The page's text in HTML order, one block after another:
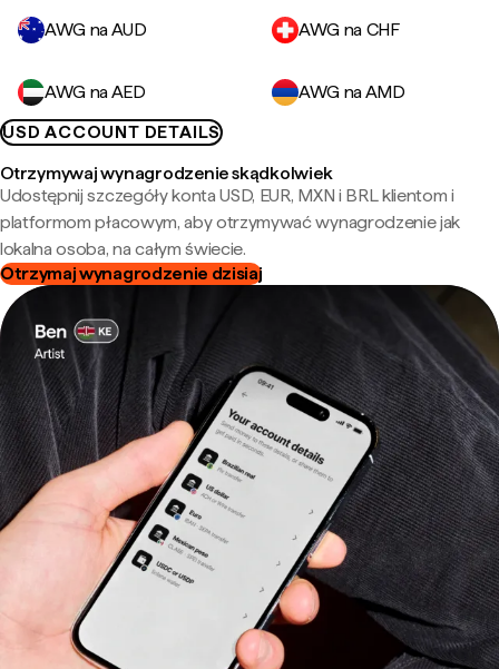
AWG na AUD AWG na CHF
AWG na AED
AWG na AMD
USD ACCOUNT DETAILS
Otrzymywaj wynagrodzenie skądkolwiek
Udostępnij szczegóły konta USD, EUR, MXN i BRL klientom i
platformom płacowym, aby otrzymywać wynagrodzenie jak
lokalna osoba, na całym świecie.
Otrzymaj wynagrodzenie dzisiaj